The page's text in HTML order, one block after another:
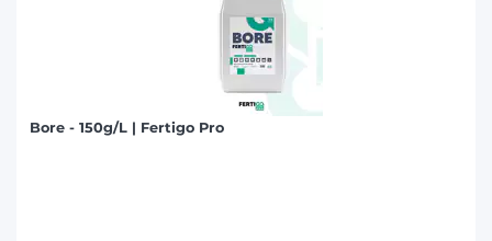
Bore - 150g/L | Fertigo Pro